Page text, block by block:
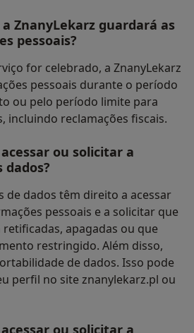
ZnanyLekarz guardará as
pessoais?
for celebrado, a ZnanyLekarz
pessoais durante o período
ou pelo período limite para
incluindo reclamações fiscais.
ou solicitar a
dados?
de dados têm direito a acessar
pessoais e a solicitar que
apagadas ou que
restringido. Além disso,
de dados. Isso pode
perfil no site znanylekarz.pl ou
ou solicitar a